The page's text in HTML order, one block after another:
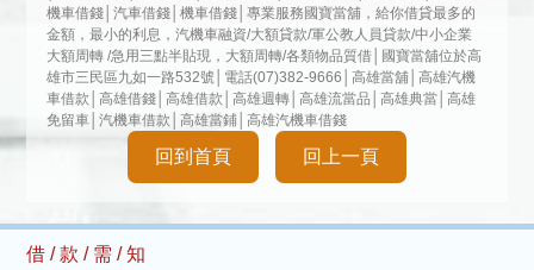
機車借錢│汽車借錢│機車借錢│專業服務國寶當舖，給你借貸最多的
金額，最小的利息，汽機車融資/大額貸款/軍公教人員貸款/中小企業
大額周轉 /急用三點半貼現，大額周轉/各類物品質借│國寶當舖位於高
雄市三民區九如一路532號│電話(07)382-9666│高雄當舖│高雄汽機
車借款│高雄借錢│高雄借款│高雄週轉│高雄流當品│高雄典當│高雄
免留車│汽機車借款│高雄當鋪│高雄汽機車借錢
回到首頁 回上一頁
借 / 款 / 需 / 知